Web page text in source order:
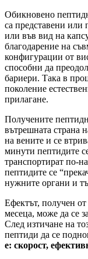
Обикновено
са представени
или във вид на
благодарение на
конфигурации от
способни да
бариери. Така в
поколение
прилагане.
Получените
вътрешната страна
на вените и се
минути пептидите
транспортират по-
пептидите се
нужните органи и
Ефектът, получен
месеца, може да се
След изтичане на
пептиди да се
е: скорост,